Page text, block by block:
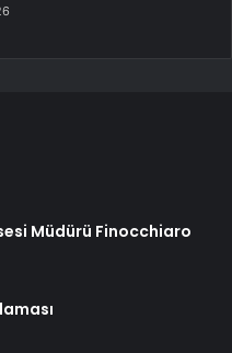
Müdürü Finocchiaro